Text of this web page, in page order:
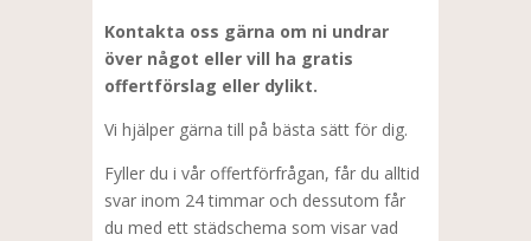
Kontakta oss gärna om ni undrar
över något eller vill ha gratis
offertförslag eller dylikt.
Vi hjälper gärna till på bästa sätt för dig.
Fyller du i vår offertförfrågan, får du alltid
svar inom 24 timmar och dessutom får
du med ett städschema som visar vad